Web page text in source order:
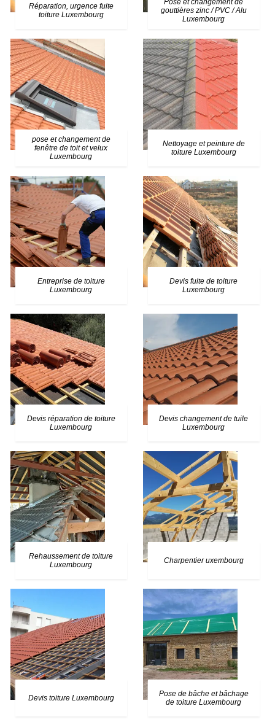
Réparation, urgence fuite
toiture Luxembourg
Pose et changement de
gouttières zinc / PVC / Alu
Luxembourg
pose et changement de
fenêtre de toit et velux
Luxembourg
Nettoyage et peinture de
toiture Luxembourg
Entreprise de toiture
Luxembourg
Devis fuite de toiture
Luxembourg
Devis réparation de toiture
Luxembourg
Devis changement de tuile
Luxembourg
Rehaussement de toiture
Luxembourg
Charpentier uxembourg
Devis toiture Luxembourg
Pose de bâche et bâchage
de toiture Luxembourg